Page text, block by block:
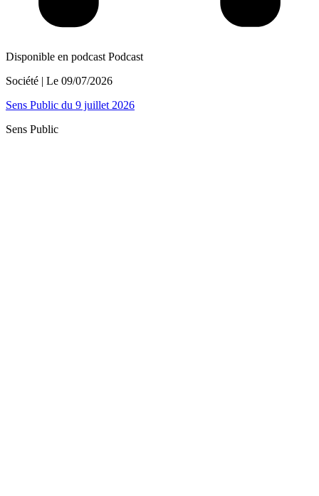
Disponible en podcast Podcast
Société | Le 09/07/2026
Sens Public du 9 juillet 2026
Sens Public